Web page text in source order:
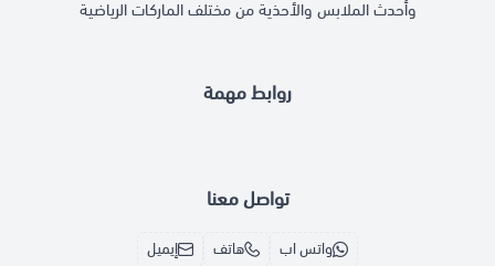
روابط مهمة
وأحدث الملابس والأحذية من مختلف الماركات الرياضية
تواصل معنا
واتس اب هاتف إيميل